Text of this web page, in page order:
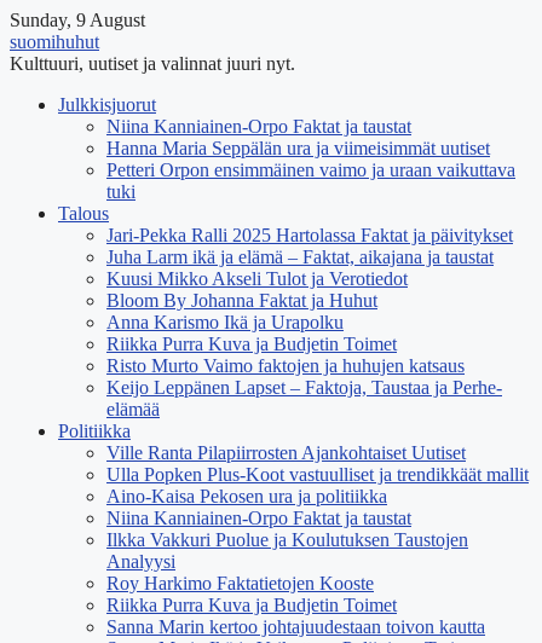
Sunday, 9 August
suomihuhut
Kulttuuri, uutiset ja valinnat juuri nyt.
Julkkisjuorut
Niina Kanniainen-Orpo Faktat ja taustat
Hanna Maria Seppälän ura ja viimeisimmät uutiset
Petteri Orpon ensimmäinen vaimo ja uraan vaikuttava
tuki
Talous
Jari-Pekka Ralli 2025 Hartolassa Faktat ja päivitykset
Juha Larm ikä ja elämä – Faktat, aikajana ja taustat
Kuusi Mikko Akseli Tulot ja Verotiedot
Bloom By Johanna Faktat ja Huhut
Anna Karismo Ikä ja Urapolku
Riikka Purra Kuva ja Budjetin Toimet
Risto Murto Vaimo faktojen ja huhujen katsaus
Keijo Leppänen Lapset – Faktoja, Taustaa ja Perhe-
elämää
Politiikka
Ville Ranta Pilapiirrosten Ajankohtaiset Uutiset
Ulla Popken Plus-Koot vastuulliset ja trendikkäät mallit
Aino-Kaisa Pekosen ura ja politiikka
Niina Kanniainen-Orpo Faktat ja taustat
Ilkka Vakkuri Puolue ja Koulutuksen Taustojen
Analyysi
Roy Harkimo Faktatietojen Kooste
Riikka Purra Kuva ja Budjetin Toimet
Sanna Marin kertoo johtajuudestaan toivon kautta